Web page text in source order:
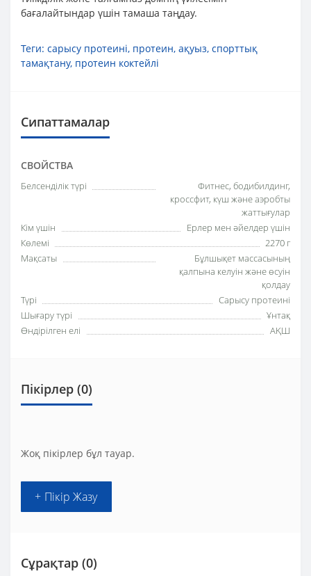
бағалайтындар үшін тамаша таңдау.
Теги: сарысу протеині, протеин, ақуыз, спорттық
тамақтану, протеин коктейлі
Сипаттамалар
СВОЙСТВА
Белсенділік түрі
Фитнес, бодибилдинг,
кроссфит, күш және аэробты
жаттығулар
Кім үшін
Ерлер мен әйелдер үшін
Көлемі
2270 г
Мақсаты
Бұлшықет массасының
қалпына келуін және өсуін
қолдау
Түрі
Сарысу протеині
Шығару түрі
Ұнтақ
Өндірілген елі
АҚШ
Пікірлер (0)
Жоқ пікірлер бұл тауар.
+ Пікір Жазу
Сұрақтар (0)